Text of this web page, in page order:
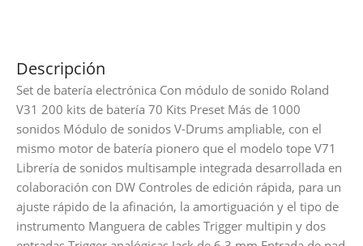
Descripción
Set de batería electrónica Con módulo de sonido Roland
V31 200 kits de batería 70 Kits Preset Más de 1000
sonidos Módulo de sonidos V-Drums ampliable, con el
mismo motor de batería pionero que el modelo tope V71
Librería de sonidos multisample integrada desarrollada en
colaboración con DW Controles de edición rápida, para un
ajuste rápido de la afinación, la amortiguación y el tipo de
instrumento Manguera de cables Trigger multipin y dos